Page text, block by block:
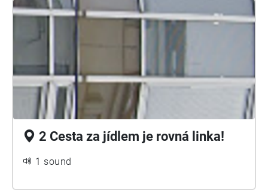
2 Cesta za jídlem je rovná linka!
1 sound